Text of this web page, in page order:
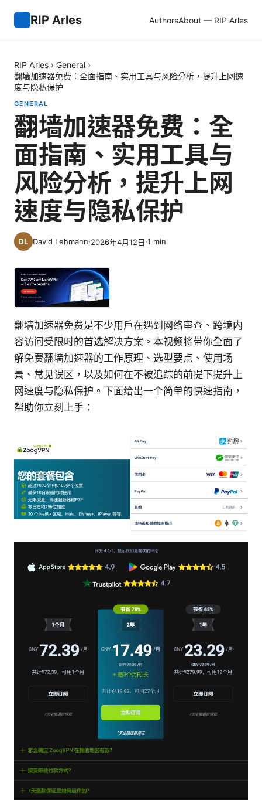
RIP Arles AuthorsAbout — RIP Arles
RIP Arles › General ›
翻墙加速器免费：全面指南、实用工具与风险分析，提升上网速
度与隐私保护
GENERAL
翻墙加速器免费：全
面指南、实用工具与
风险分析，提升上网
速度与隐私保护
David Lehmann·2026年4月12日·1 min
翻墙加速器免费是不少用户在遇到网络审查、跨境内
容访问受限时的首选解决方案。本视频将带你全面了
解免费翻墙加速器的工作原理、选型要点、使用场
景、常见误区，以及如何在不被追踪的前提下提升上
网速度与隐私保护。下面给出一个简单的快速指南，
帮助你立刻上手：